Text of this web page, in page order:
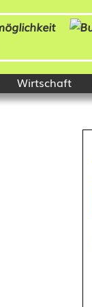
Wirtschaft